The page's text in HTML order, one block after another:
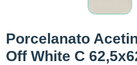
Porcelanato
Off White C